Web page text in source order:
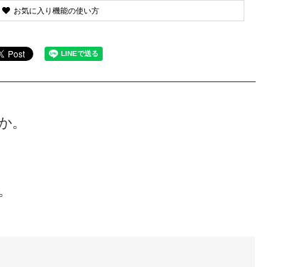
お気に入り機能の使い方
。